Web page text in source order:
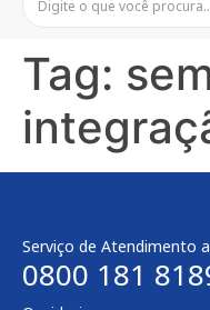
Tag:
Serviço de Atendimento
0800 181